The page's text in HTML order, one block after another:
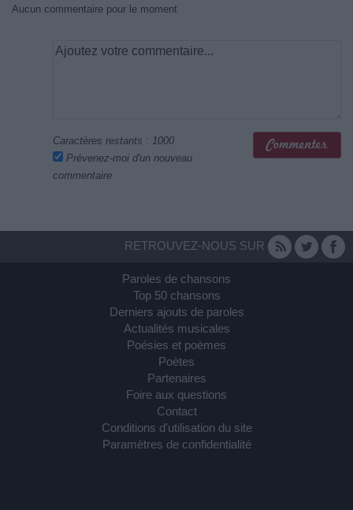
Aucun commentaire pour le moment
Caractères restants : 1000
Prévenez-moi d'un nouveau
commentaire
RETROUVEZ-NOUS SUR
Paroles de chansons
Top 50 chansons
Derniers ajouts de paroles
Actualités musicales
Poésies et poèmes
Poètes
Partenaires
Foire aux questions
Contact
Conditions d'utilisation du site
Paramètres de confidentialité